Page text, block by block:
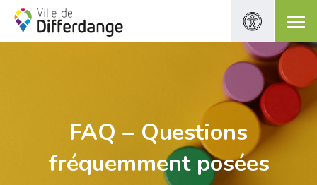
FAQ – Questions
fréquemment posées